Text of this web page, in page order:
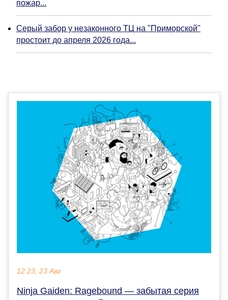
пожар...
Серый забор у незаконного ТЦ на "Приморской"
простоит до апреля 2026 года...
12:23, 23 Авг
Ninja Gaiden: Ragebound — забытая серия